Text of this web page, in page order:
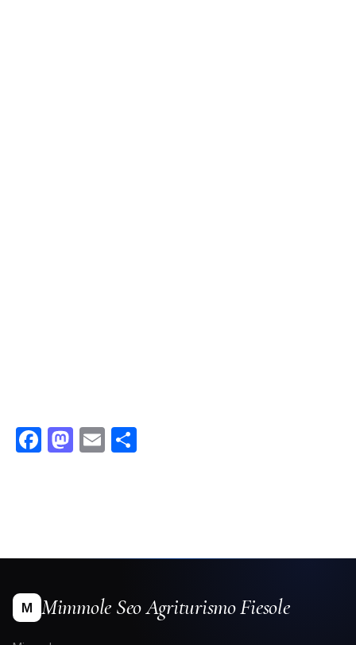
Facebook
Mastodon
Email
M Mimmole Seo Agriturismo Fiesole